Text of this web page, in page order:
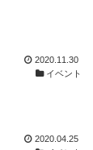
2020.11.30
イベント
2020.04.25